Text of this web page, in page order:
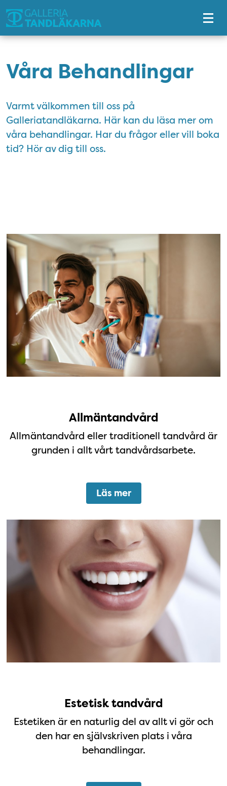
Tillgänglighetsmeny
Våra Behandlingar
Varmt välkommen till oss på
Galleriatandläkarna. Här kan du läsa mer om
våra behandlingar. Har du frågor eller vill boka
tid? Hör av dig till oss.
allmäntandvård
Allmäntandvård
Allmäntandvård eller traditionell tandvård är
grunden i allt vårt tandvårdsarbete.
Läs mer
Estetisk tandvård
Estetisk tandvård
Estetiken är en naturlig del av allt vi gör och
den har en självskriven plats i våra
behandlingar.